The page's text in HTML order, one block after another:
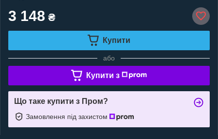
3 148 ₴
Купити
або
Купити з
Що таке купити з Пром?
Замовлення під захистом